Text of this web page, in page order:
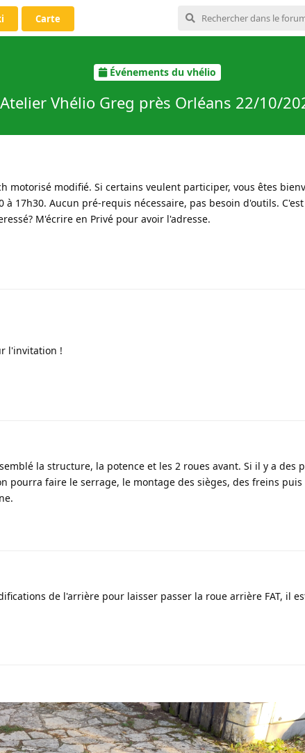
Carte
Événements du vhélio
Atelier Vhélio Greg près Orléans 22/10/
motorisé modifié. Si certains veulent participer, vous êtes
à 17h30. Aucun pré-requis nécessaire, pas besoin d'outils.
M'écrire en Privé pour avoir l'adresse.
l'invitation !
la structure, la potence et les 2 roues avant. Si il y a des
pourra faire le serrage, le montage des sièges, des freins
de l'arrière pour laisser passer la roue arrière FAT, il